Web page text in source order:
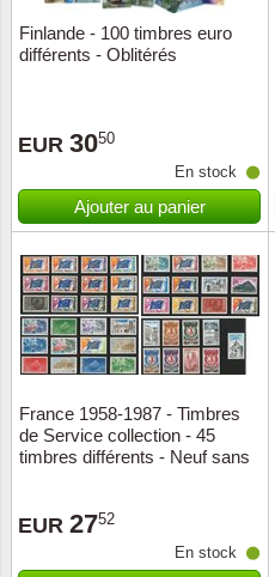
Finlande - 100 timbres euro
différents - Oblitérés
EUR 3050
En stock
Ajouter au panier
France 1958-1987 - Timbres
de Service collection - 45
timbres différents - Neuf sans
EUR 2752
En stock